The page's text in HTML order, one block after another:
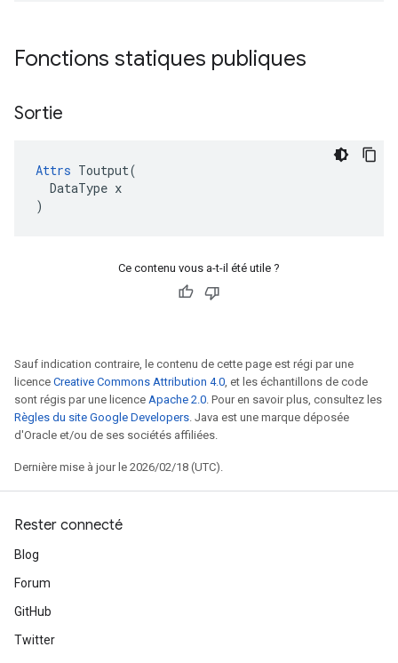
Fonctions statiques publiques
Sortie
Attrs Toutput(
  DataType x
)
Ce contenu vous a-t-il été utile ?
Sauf indication contraire, le contenu de cette page est régi par une
licence Creative Commons Attribution 4.0, et les échantillons de code
sont régis par une licence Apache 2.0. Pour en savoir plus, consultez les
Règles du site Google Developers. Java est une marque déposée
d'Oracle et/ou de ses sociétés affiliées.
Dernière mise à jour le 2026/02/18 (UTC).
Rester connecté
Blog
Forum
GitHub
Twitter